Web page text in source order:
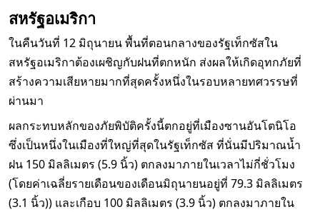
สหรัฐอเมริกา
ในคืนวันที่ 12 มิถุนายน พื้นที่ตอนกลางของรัฐเท็กซัสใน
สหรัฐอเมริกาต้องเผชิญกับฝนที่ตกหนัก ส่งผลให้เกิดอุทกภัยที่
สร้างความเสียหายมากที่สุดครั้งหนึ่งในรอบหลายทศวรรษที่
ผ่านมา
ผลกระทบหลักของภัยพิบัติครั้งนี้ตกอยู่ที่เมืองซานอันโตนิโอ
ซึ่งเป็นหนึ่งในเมืองที่ใหญ่ที่สุดในรัฐเท็กซัส ที่นั่นมีปริมาณน้ำ
ฝน 150 มิลลิเมตร (5.9 นิ้ว) ตกลงมาภายในเวลาไม่กี่ชั่วโมง
(โดยค่าเฉลี่ยรายเดือนของเดือนมิถุนายนอยู่ที่ 79.3 มิลลิเมตร
(3.1 นิ้ว)) และเกือบ 100 มิลลิเมตร (3.9 นิ้ว) ตกลงมาภายใน